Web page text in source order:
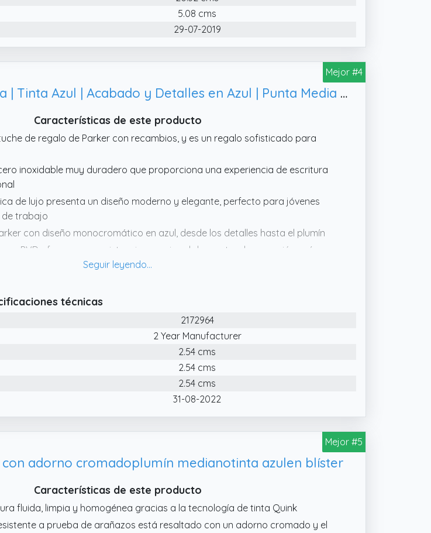
5.08 cms
29-07-2019
Mejor #4
Parker IM Pluma Estilográfica Monocromática | Tinta Azul | Acabado y Detalles en Azul | Punta Media | Estuche de Regalo
Características de este producto
de regalo de Parker con recambios, y es un regalo sofisticado para
inoxidable muy duradero que proporciona una experiencia de escritura
de lujo presenta un diseño moderno y elegante, perfecto para jóvenes
de trabajo
con diseño monocromático en azul, desde los detalles hasta el plumín
en PVD ofrecen una resistencia superior al desgaste y la corrosión, así
técnicas
2172964
2 Year Manufacturer
2.54 cms
2.54 cms
2.54 cms
31-08-2022
Mejor #5
adorno cromadoplumín medianotinta azulen blíster
Características de este producto
fluida, limpia y homogénea gracias a la tecnología de tinta Quink
a prueba de arañazos está resaltado con un adorno cromado y el